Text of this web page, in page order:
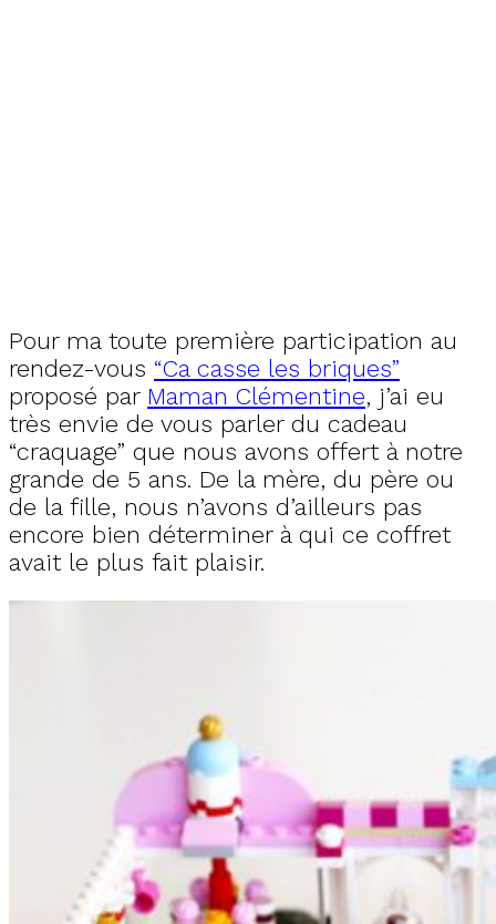
Pour ma toute première participation au
rendez-vous “Ca casse les briques”
proposé par Maman Clémentine, j’ai eu
très envie de vous parler du cadeau
“craquage” que nous avons offert à notre
grande de 5 ans. De la mère, du père ou
de la fille, nous n’avons d’ailleurs pas
encore bien déterminer à qui ce coffret
avait le plus fait plaisir.